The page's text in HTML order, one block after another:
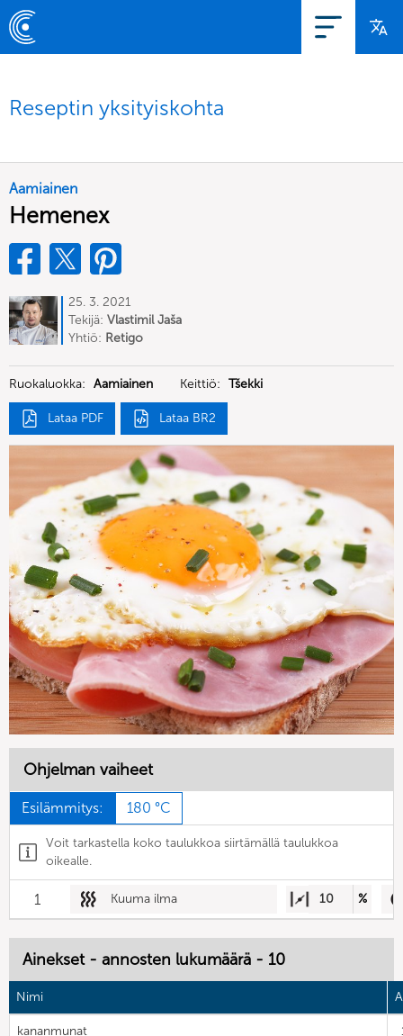
Reseptin yksityiskohta
Aamiainen
Hemenex
25. 3. 2021
Tekijä: Vlastimil Jaša
Yhtiö: Retigo
Ruokaluokka: Aamiainen Keittiö: Tšekki
Lataa PDF Lataa BR2
Ohjelman vaiheet
Esilämmitys: 180 °C
Voit tarkastella koko taulukkoa siirtämällä taulukkoa
oikealle.
1 Kuuma ilma 10 %
Ainekset - annosten lukumäärä - 10
Nimi
kananmunat